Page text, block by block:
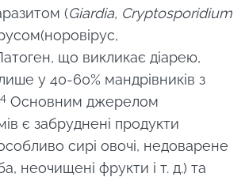
(Giardia, Cryptosporidium
що викликає діарею,
у 40-60% мандрівників з
4 Основним джерелом
є забруднені продукти
сирі овочі, недоварене
неочищені фрукти і т. д.) та